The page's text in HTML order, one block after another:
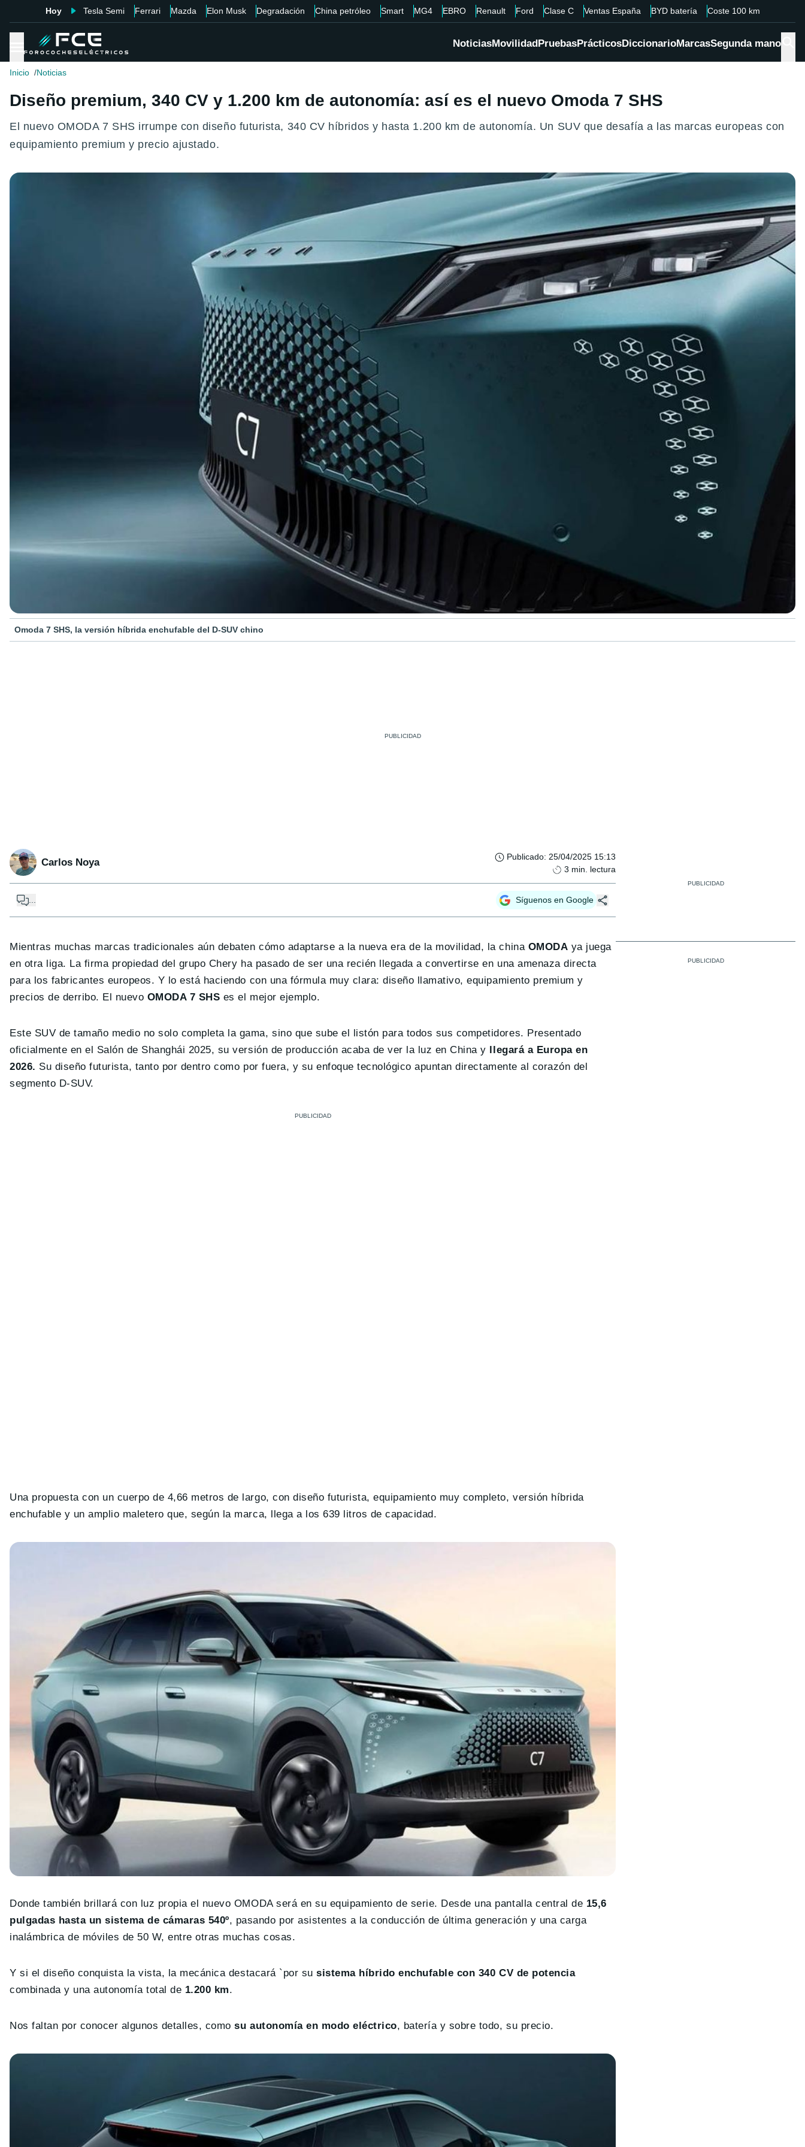
Hoy Tesla Semi Ferrari Mazda Elon Musk Degradación China petróleo Smart MG4 EBRO Renault Ford Clase C Ventas España BYD batería Coste 100 km
NoticiasMovilidadPruebasPrácticosDiccionarioMarcasSegunda mano
Inicio Noticias
Diseño premium, 340 CV y 1.200 km de autonomía: así es el nuevo Omoda 7 SHS
El nuevo OMODA 7 SHS irrumpe con diseño futurista, 340 CV híbridos y hasta 1.200 km de autonomía. Un SUV que desafía a las marcas europeas con
equipamiento premium y precio ajustado.
Omoda 7 SHS, la versión híbrida enchufable del D-SUV chino
Carlos Noya Publicado: 25/04/2025 15:13
3 min. lectura
Síguenos en Google
Mientras muchas marcas tradicionales aún debaten cómo adaptarse a la nueva era de la movilidad, la china OMODA ya juega
en otra liga. La firma propiedad del grupo Chery ha pasado de ser una recién llegada a convertirse en una amenaza directa
para los fabricantes europeos. Y lo está haciendo con una fórmula muy clara: diseño llamativo, equipamiento premium y
precios de derribo. El nuevo OMODA 7 SHS es el mejor ejemplo.
Este SUV de tamaño medio no solo completa la gama, sino que sube el listón para todos sus competidores. Presentado
oficialmente en el Salón de Shanghái 2025, su versión de producción acaba de ver la luz en China y llegará a Europa en
2026. Su diseño futurista, tanto por dentro como por fuera, y su enfoque tecnológico apuntan directamente al corazón del
segmento D-SUV.
Una propuesta con un cuerpo de 4,66 metros de largo, con diseño futurista, equipamiento muy completo, versión híbrida
enchufable y un amplio maletero que, según la marca, llega a los 639 litros de capacidad.
Donde también brillará con luz propia el nuevo OMODA será en su equipamiento de serie. Desde una pantalla central de 15,6
pulgadas hasta un sistema de cámaras 540º, pasando por asistentes a la conducción de última generación y una carga
inalámbrica de móviles de 50 W, entre otras muchas cosas.
Y si el diseño conquista la vista, la mecánica destacará `por susistema híbrido enchufable con 340 CV de potencia
combinada y una autonomía total de 1.200 km.
Nos faltan por conocer algunos detalles, comosu autonomía en modo eléctrico, batería y sobre todo, su precio.